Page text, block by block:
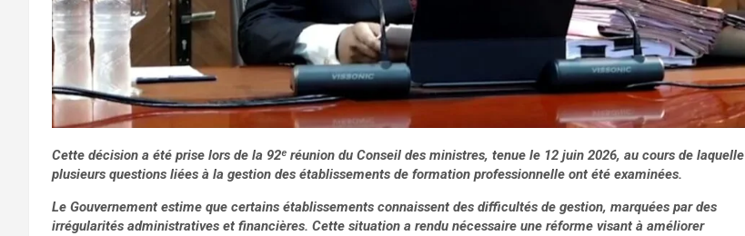
Cette décision a été prise lors de la 92ᵉ réunion du Conseil des ministres, tenue le 12 juin 2026, au cours de laquelle
plusieurs questions liées à la gestion des établissements de formation professionnelle ont été examinées.
Le Gouvernement estime que certains établissements connaissent des difficultés de gestion, marquées par des
irrégularités administratives et financières. Cette situation a rendu nécessaire une réforme visant à améliorer